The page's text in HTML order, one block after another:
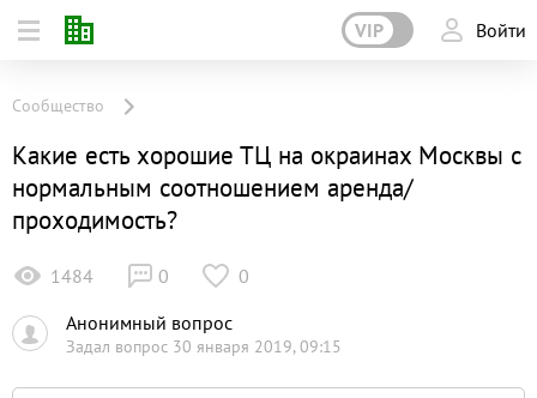
VIP Войти
Сообщество
Какие есть хорошие ТЦ на окраинах Москвы с
нормальным соотношением аренда/
проходимость?
1484 0
0
Анонимный вопрос
Задал вопрос 30 января 2019, 09:15